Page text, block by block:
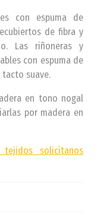
con espuma de
de fibra y
Las riñoneras y
con espuma de
suave.
en tono nogal
por madera en
solicítanos